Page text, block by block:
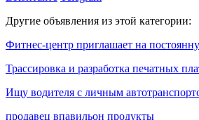
Другие объявления из этой категории:
Фитнес-центр приглашает на
Трассировка и разработка печатных
Ищу водителя с личным
продавец впавильон продукты